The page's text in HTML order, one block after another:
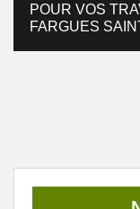
POUR VOS
FARGUES